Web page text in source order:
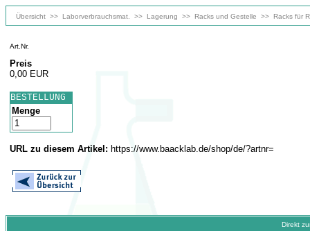
Übersicht >> Laborverbrauchsmat. >> Lagerung >> Racks und Gestelle >> Racks für
Art.Nr.
Preis
0,00 EUR
BESTELLUNG
Menge
URL zu diesem Artikel: https://www.baacklab.de/shop/de/?artnr=
Direkt